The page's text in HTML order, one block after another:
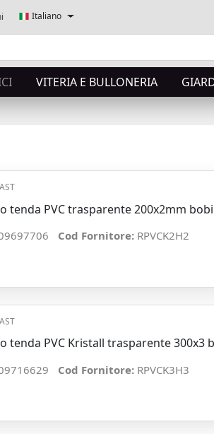
Italiano
VITERIA E BULLONERIA
tenda PVC trasparente 200x2mm
Cod Fornitore: RPVCK2H2
tenda PVC Kristall trasparente 300x3
Cod Fornitore: RPVCK3H3